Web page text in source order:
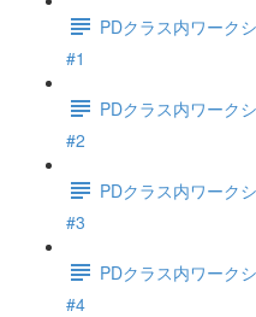
PDクラス内ワーク
#1
PDクラス内ワーク
#2
PDクラス内ワーク
#3
PDクラス内ワーク
#4